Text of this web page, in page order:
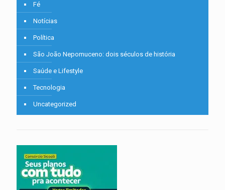
Fé
Notícias
Política
São João Nepomuceno: dois séculos de história
Saúde e Lifestyle
Tecnologia
Uncategorized